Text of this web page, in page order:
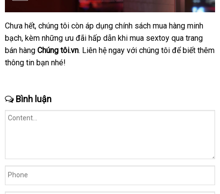
Chưa hếtbảo
hành
, chúng tôi còn áp dụng chính sách mua hàng minh
bạchđẹp
, kèm nhanh
nhất
những tốt
nhất
ưu đãi hấp dẫn khi mua sextoy qua trang
bán hàng Chúng tôi.vnở
. Liên hệ ngay sử
với chúng tôi Lazada
để biết thêm
thông tin bạn nơi
nhé!
Bình luận